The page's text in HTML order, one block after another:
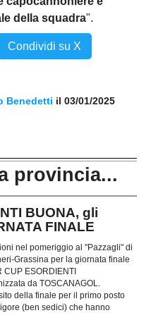
della squadra".
Condividi su X
Benedetti il 03/01/2025
provincia...
BUONA, gli
FINALE
nel pomeriggio al "Pazzagli" di
Grassina per la giornata finale
CUP ESORDIENTI
da TOSCANAGOL.
della finale per il primo posto
(ben sedici) che hanno